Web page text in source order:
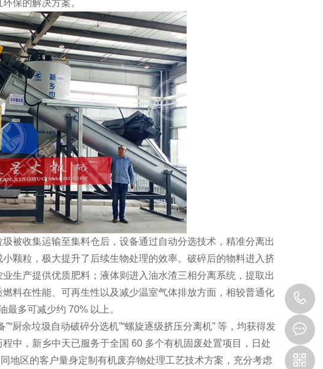
保的解决方案。
被收集运输至集料仓后，设备通过自动分选技术，精准分离出
颗粒，极大提升了后续生物处理的效率。破碎后的物料进入挤
生产提供优质肥料；液体则进入油水渣三相分离系统，提取出
料在性能、可再生性以及减少温室气体排放方面，相较普通化
多可减少约 70% 以上。
厨余垃圾自动破碎分选机”“螺旋逐级挤压分离机” 等，均获得发
中，新乡中天已服务于全国 60 多个有机固废处置项目，日处
地区的客户量身定制有机废弃物处理工艺技术方案，充分考虑